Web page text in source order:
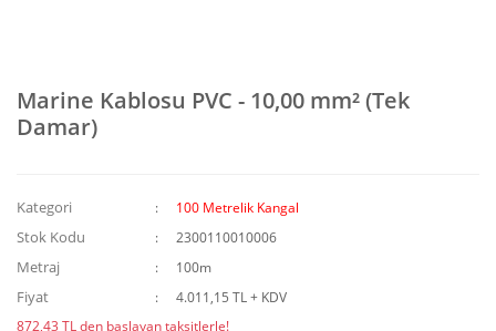
Marine Kablosu PVC - 10,00 mm² (Tek
Damar)
Kategori 100 Metrelik Kangal
Stok Kodu 2300110010006
Metraj 100m
Fiyat
4.011,15 TL + KDV
872,43 TL den başlayan taksitlerle!